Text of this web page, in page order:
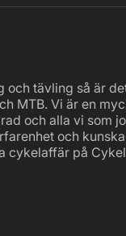
och tävling så är
MTB. Vi är en
och alla vi som
och
cykelaffär på